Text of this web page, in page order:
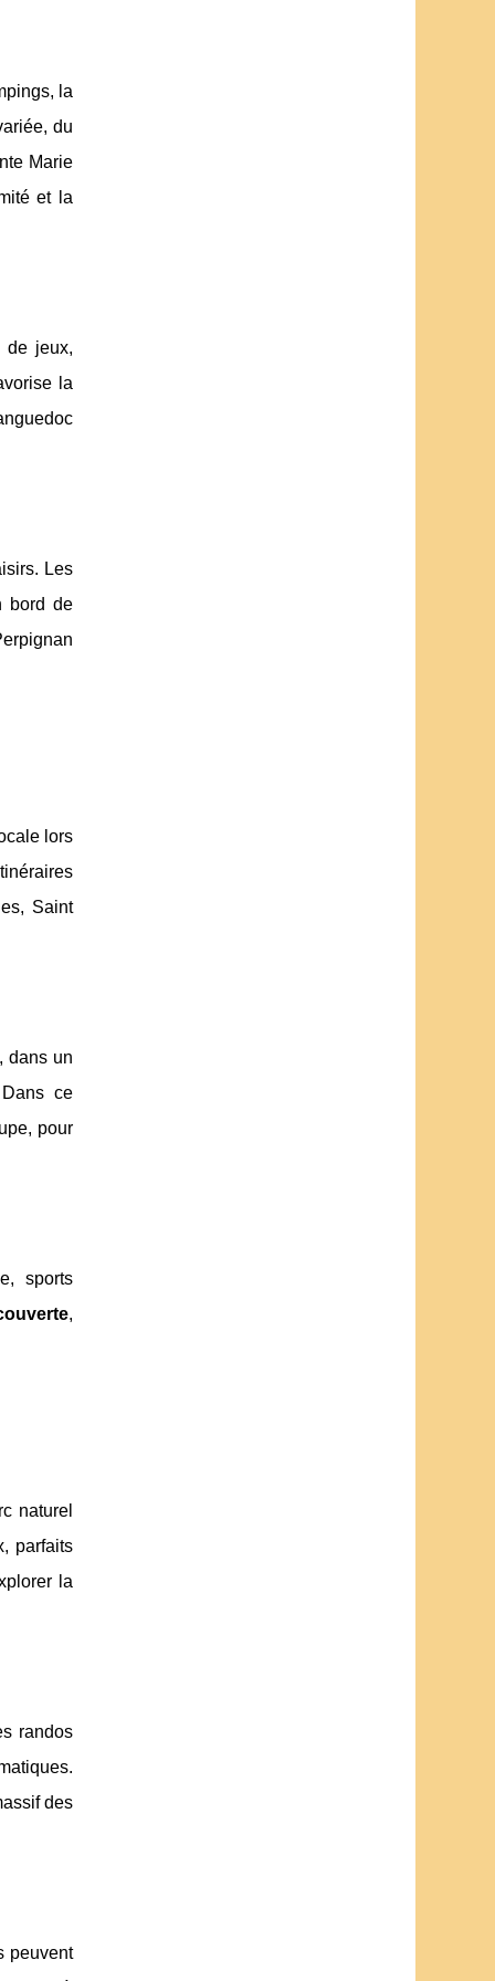
la
du
Marie
et la
de jeux,
la
Les
bord de
lors
Saint
dans un
ce
pour
sports
,
naturel
parfaits
la
randos
des
peuvent